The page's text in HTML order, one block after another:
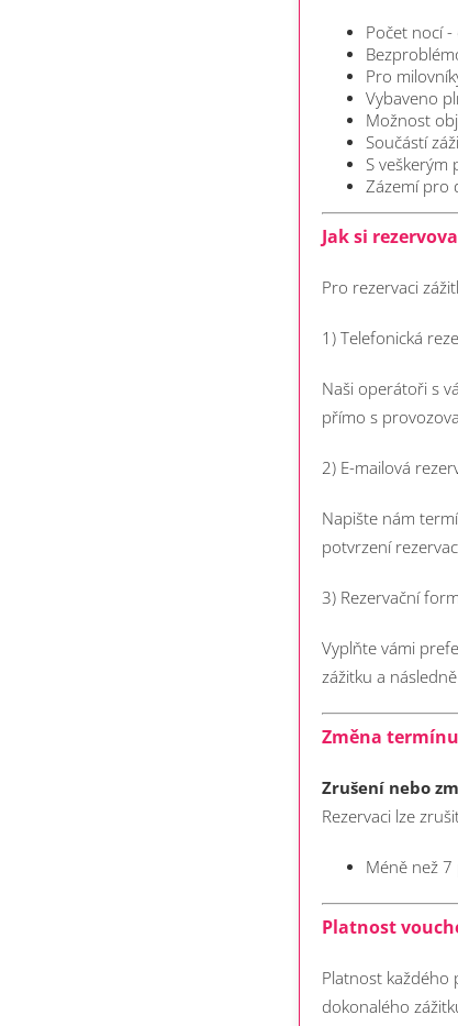
Počet nocí
Pro
Vybaveno
Možnost
Součástí
S veškerým
Zázemí pro
Jak si
Pro rezervaci
1) Telefonická
Naši operátoři s
přímo s
2) E-mailová
Napište nám
potvrzení
3) Rezervační
Vyplňte vámi
zážitku a
Změna
Zrušení nebo
Rezervaci lze
Méně než 7
Platnost
Platnost každého
dokonalého